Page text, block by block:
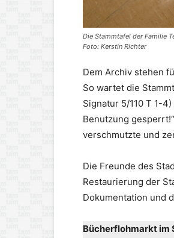
Die Stammtafel der Familie
Foto: Kerstin Richter
Dem Archiv stehen
So wartet die
Signatur 5/110 T 1-
Benutzung
verschmutzte und
Die Freunde des
Restaurierung der
Dokumentation und
Bücherflohmarkt im